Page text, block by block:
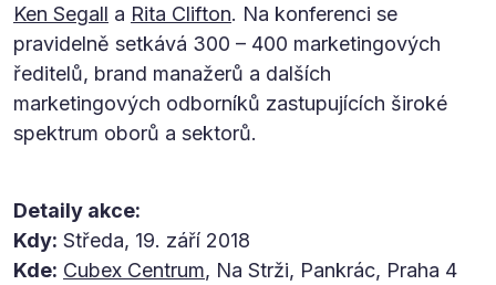
Ken Segall a Rita Clifton. Na konferenci se
pravidelně setkává 300 – 400 marketingových
ředitelů, brand manažerů a dalších
marketingových odborníků zastupujících široké
spektrum oborů a sektorů.
Detaily akce:
Kdy: Středa, 19. září 2018
Kde: Cubex Centrum, Na Strži, Pankrác, Praha 4